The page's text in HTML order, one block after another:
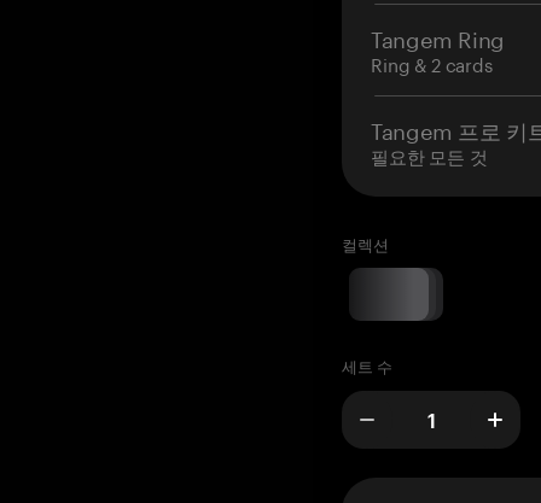
Tangem Ring
Ring & 2 cards
Tangem 프로 키
필요한 모든 것
컬렉션
세트 수